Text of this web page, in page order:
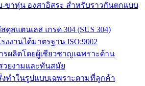
ขาหุ่น องศาอิสระ สำหรับราวกันตกแบบ
ดุสแตนเลส เกรด 304 (SUS 304)
งงานได้มาตรฐาน ISO:9002
ผลิตโดยผู้เชียวชาญเฉพราะด้าน
วยงามและทันสมัย
ทำในรูปแบบเฉพราะตามที่ลูกค้า